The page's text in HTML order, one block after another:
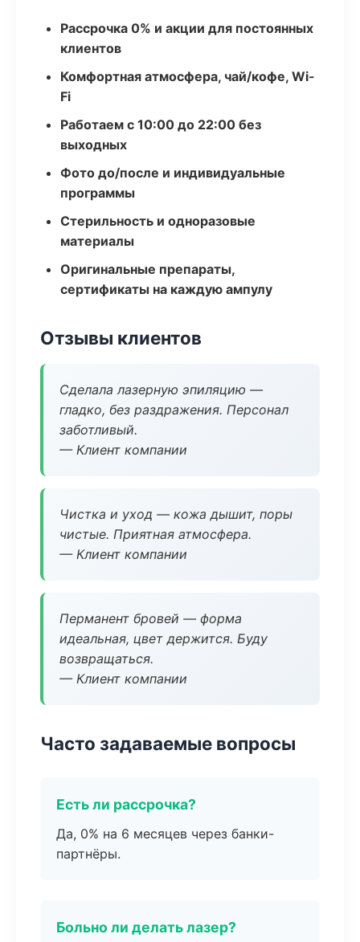
Рассрочка 0% и акции для постоянных
клиентов
Комфортная атмосфера, чай/кофе, Wi-
Fi
Работаем с 10:00 до 22:00 без
выходных
Фото до/после и индивидуальные
программы
Стерильность и одноразовые
материалы
Оригинальные препараты,
сертификаты на каждую ампулу
Отзывы клиентов
Сделала лазерную эпиляцию —
гладко, без раздражения. Персонал
заботливый.
— Клиент компании
Чистка и уход — кожа дышит, поры
чистые. Приятная атмосфера.
— Клиент компании
Перманент бровей — форма
идеальная, цвет держится. Буду
возвращаться.
— Клиент компании
Часто задаваемые вопросы
Есть ли рассрочка?
Да, 0% на 6 месяцев через банки-
партнёры.
Больно ли делать лазер?